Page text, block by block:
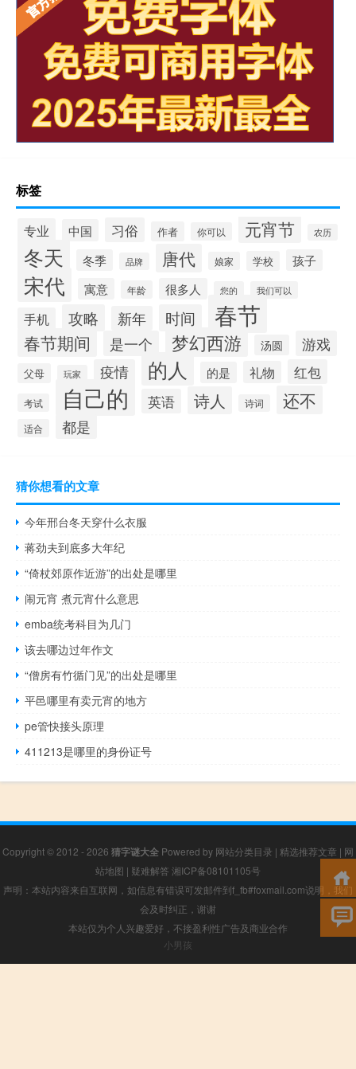
标签
专业 中国 习俗 作者 你可以 元宵节 农历
冬天 冬季 品牌 唐代 娘家 学校 孩子
宋代 寓意 年龄 很多人 您的 我们可以
手机 攻略 新年 时间 春节
春节期间 是一个 梦幻西游 汤圆 游戏
父母 玩家 疫情 的人 的是 礼物 红包
考试 自己的 英语 诗人 诗词 还不
适合 都是
猜你想看的文章
今年邢台冬天穿什么衣服
蒋劲夫到底多大年纪
“倚杖郊原作近游”的出处是哪里
闹元宵 煮元宵什么意思
emba统考科目为几门
该去哪边过年作文
“僧房有竹循门见”的出处是哪里
平邑哪里有卖元宵的地方
pe管快接头原理
411213是哪里的身份证号
Copyright © 2012 - 2026 猜字谜大全 Powered by 网站分类目录 | 精选推荐文章 | 网
站地图 | 疑难解答 湘ICP备08101105号
声明：本站内容来自互联网，如信息有错误可发邮件到f_fb#foxmail.com说明，我们
会及时纠正，谢谢
本站仅为个人兴趣爱好，不接盈利性广告及商业合作
小男孩